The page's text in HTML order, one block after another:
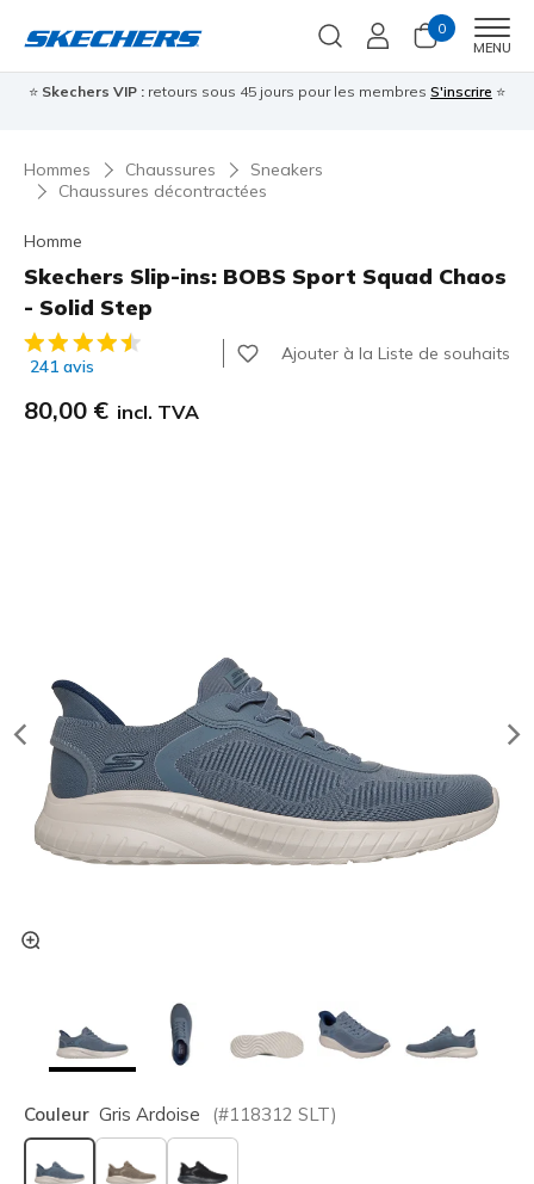
0
MENU
⭐ Skechers VIP : retours sous 45 jours pour les membres S'inscrire ⭐
Hommes Chaussures
Sneakers
Chaussures décontractées
Homme
Skechers Slip-ins: BOBS Sport Squad Chaos
- Solid Step
Évaluation client 4,5 sur 5
241 avis
Ajouter à la Liste de souhaits
80,00 € incl. TVA
Couleur Gris Ardoise (#118312 SLT)